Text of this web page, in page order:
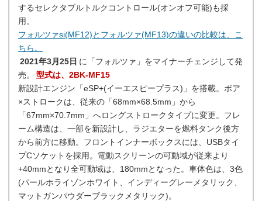
するセレクタブルトルクコントロール(オンオフ可能)も採
用。
フォルツァsi(MF12)とフォルツァ(MF13)の違いの比較は、こ
ちら。
2021年3月25日 に「フォルツァ」をマイナーチェンジして発
売。
型式は、2BK-MF15
新設計エンジン「eSP+(イーエスピープラス)」を搭載。ボア
×ストロークは、従来の「68mm×68.5mm」から
「67mm×70.7mm」へロングストロークタイプに変更。フレ
ーム構造は、一部を新設計し、ラジエターを燃料タンク後方
から前方に移動。フロントインナーボックスには、USBタイ
プCソケットを採用。電動スクリーンの可動域が従来より
+40mmとなり全可動域は、180mmとなった。車体色は、3色
(パールホライゾンホワイト、インディーグレーメタリック、
マットガンパウダーブラックメタリック)。